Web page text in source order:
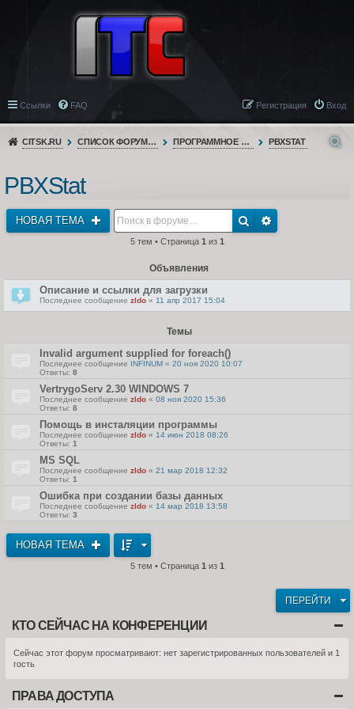
Ссылки FAQ Вход
Регистрация
CITSK.RU СПИСОК ФОРУМОВ ПРОГРАММНОЕ ОБЕСПЕЧЕНИЕ PBXSTAT
PBXStat
НОВАЯ ТЕМА
5 тем • Страница 1 из 1
Объявления
Описание и ссылки для загрузки
Последнее сообщение zldo « 11 апр 2017 15:04
Темы
Invalid argument supplied for foreach()
Последнее сообщение INFINUM « 20 ноя 2020 10:07
Ответы: 8
VertrygoServ 2.30 WINDOWS 7
Последнее сообщение zldo « 08 ноя 2020 15:36
Ответы: 8
Помощь в инсталяции программы
Последнее сообщение zldo « 14 июн 2018 08:26
Ответы: 1
MS SQL
Последнее сообщение zldo « 21 мар 2018 12:32
Ответы: 1
Ошибка при создании базы данных
Последнее сообщение zldo « 14 мар 2018 13:58
Ответы: 3
НОВАЯ ТЕМА
5 тем • Страница 1 из 1
ПЕРЕЙТИ
КТО СЕЙЧАС НА КОНФЕРЕНЦИИ
Сейчас этот форум просматривают: нет зарегистрированных пользователей и 1
гость
ПРАВА ДОСТУПА